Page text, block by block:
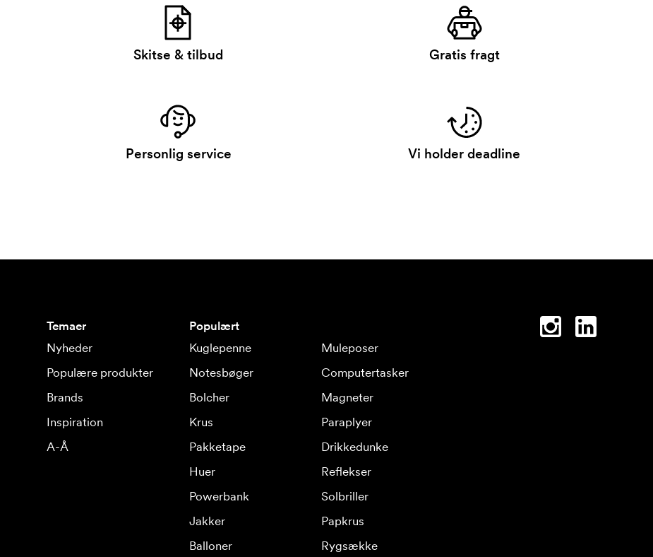
Skitse & tilbud Gratis fragt
Personlig service Vi holder deadline
Temaer
Nyheder
Populære produkter
Brands
Inspiration
A-Å
Populært
Kuglepenne
Muleposer
Notesbøger
Computertasker
Bolcher
Magneter
Krus
Paraplyer
Pakketape
Drikkedunke
Huer
Reflekser
Powerbank
Solbriller
Jakker
Papkrus
Balloner
Rygsække